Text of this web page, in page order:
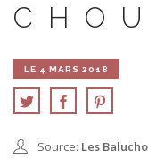
LE 4 MARS 2018
Source: Les